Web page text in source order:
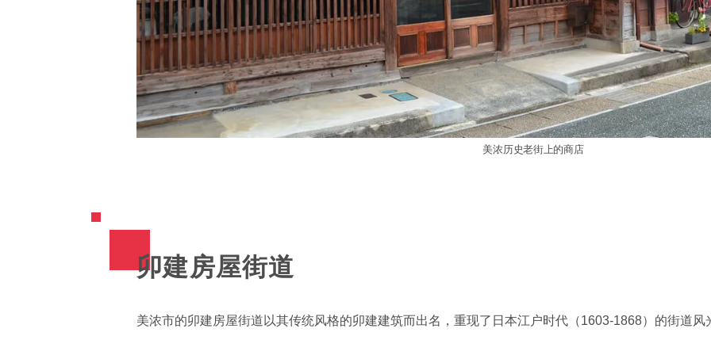
美浓历史老街上的商店
卯建房屋街道
美浓市的卯建房屋街道以其传统风格的卯建建筑而出名，重现了日本江户时代（1603-1868）的街道风